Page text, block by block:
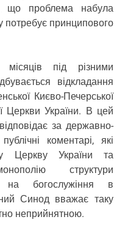
що проблема набула
потребує принципового
під різними
відкладання
Києво-Печерської
Церкви України. В цей
за державно-
коментарі, які
Церкву України та
структури
на богослужіння в
Синод вважає таку
неприйнятною.